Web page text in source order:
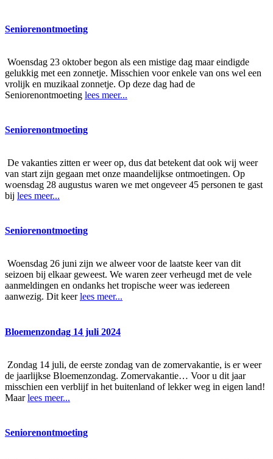
Seniorenontmoeting
Woensdag 23 oktober begon als een mistige dag maar eindigde
gelukkig met een zonnetje. Misschien voor enkele van ons wel een
vrolijk en muzikaal zonnetje. Op deze dag had de
Seniorenontmoeting lees meer...
Seniorenontmoeting
De vakanties zitten er weer op, dus dat betekent dat ook wij weer
van start zijn gegaan met onze maandelijkse ontmoetingen. Op
woensdag 28 augustus waren we met ongeveer 45 personen te gast
bij lees meer...
Seniorenontmoeting
Woensdag 26 juni zijn we alweer voor de laatste keer van dit
seizoen bij elkaar geweest. We waren zeer verheugd met de vele
aanmeldingen en ondanks het tropische weer was iedereen
aanwezig. Dit keerlees meer...
Bloemenzondag 14 juli 2024
Zondag 14 juli, de eerste zondag van de zomervakantie, is er weer
de jaarlijkse Bloemenzondag. Zomervakantie… Voor u dit jaar
misschien een verblijf in het buitenland of lekker weg in eigen land!
Maarlees meer...
Seniorenontmoeting